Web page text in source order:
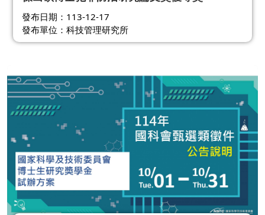
發布日期：113-12-17
發布單位：科技管理研究所